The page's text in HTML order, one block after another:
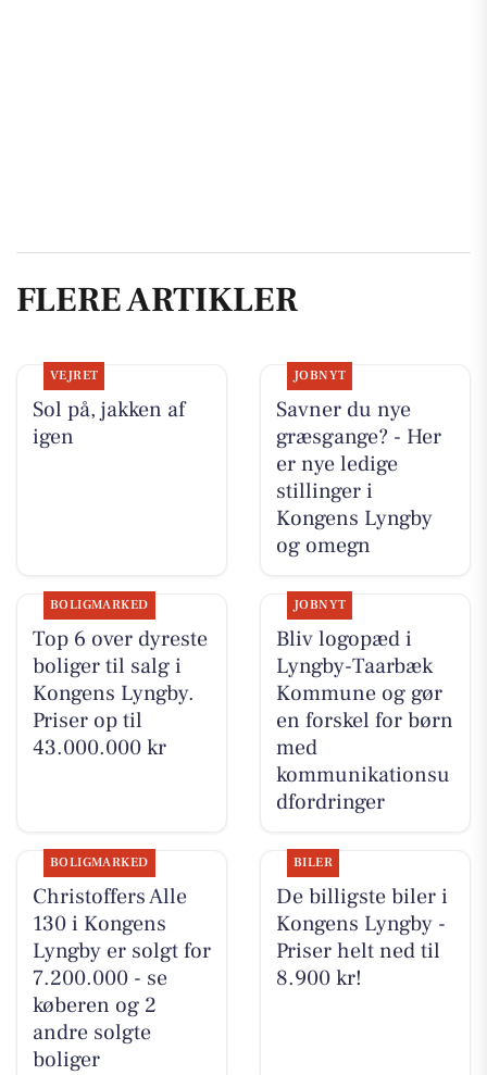
FLERE ARTIKLER
VEJRET
Sol på, jakken af
igen
JOBNYT
Savner du nye
græsgange? - Her
er nye ledige
stillinger i
Kongens Lyngby
og omegn
BOLIGMARKED
Top 6 over dyreste
boliger til salg i
Kongens Lyngby.
Priser op til
43.000.000 kr
JOBNYT
Bliv logopæd i
Lyngby-Taarbæk
Kommune og gør
en forskel for børn
med
kommunikationsu
dfordringer
BOLIGMARKED
Christoffers Alle
130 i Kongens
Lyngby er solgt for
7.200.000 - se
køberen og 2
andre solgte
boliger
BILER
De billigste biler i
Kongens Lyngby -
Priser helt ned til
8.900 kr!